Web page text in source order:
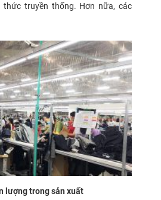
thức truyền thống. Hơn nữa, các
chuyên môn như bảo dưỡng, kỹ
lượng trong sản xuất